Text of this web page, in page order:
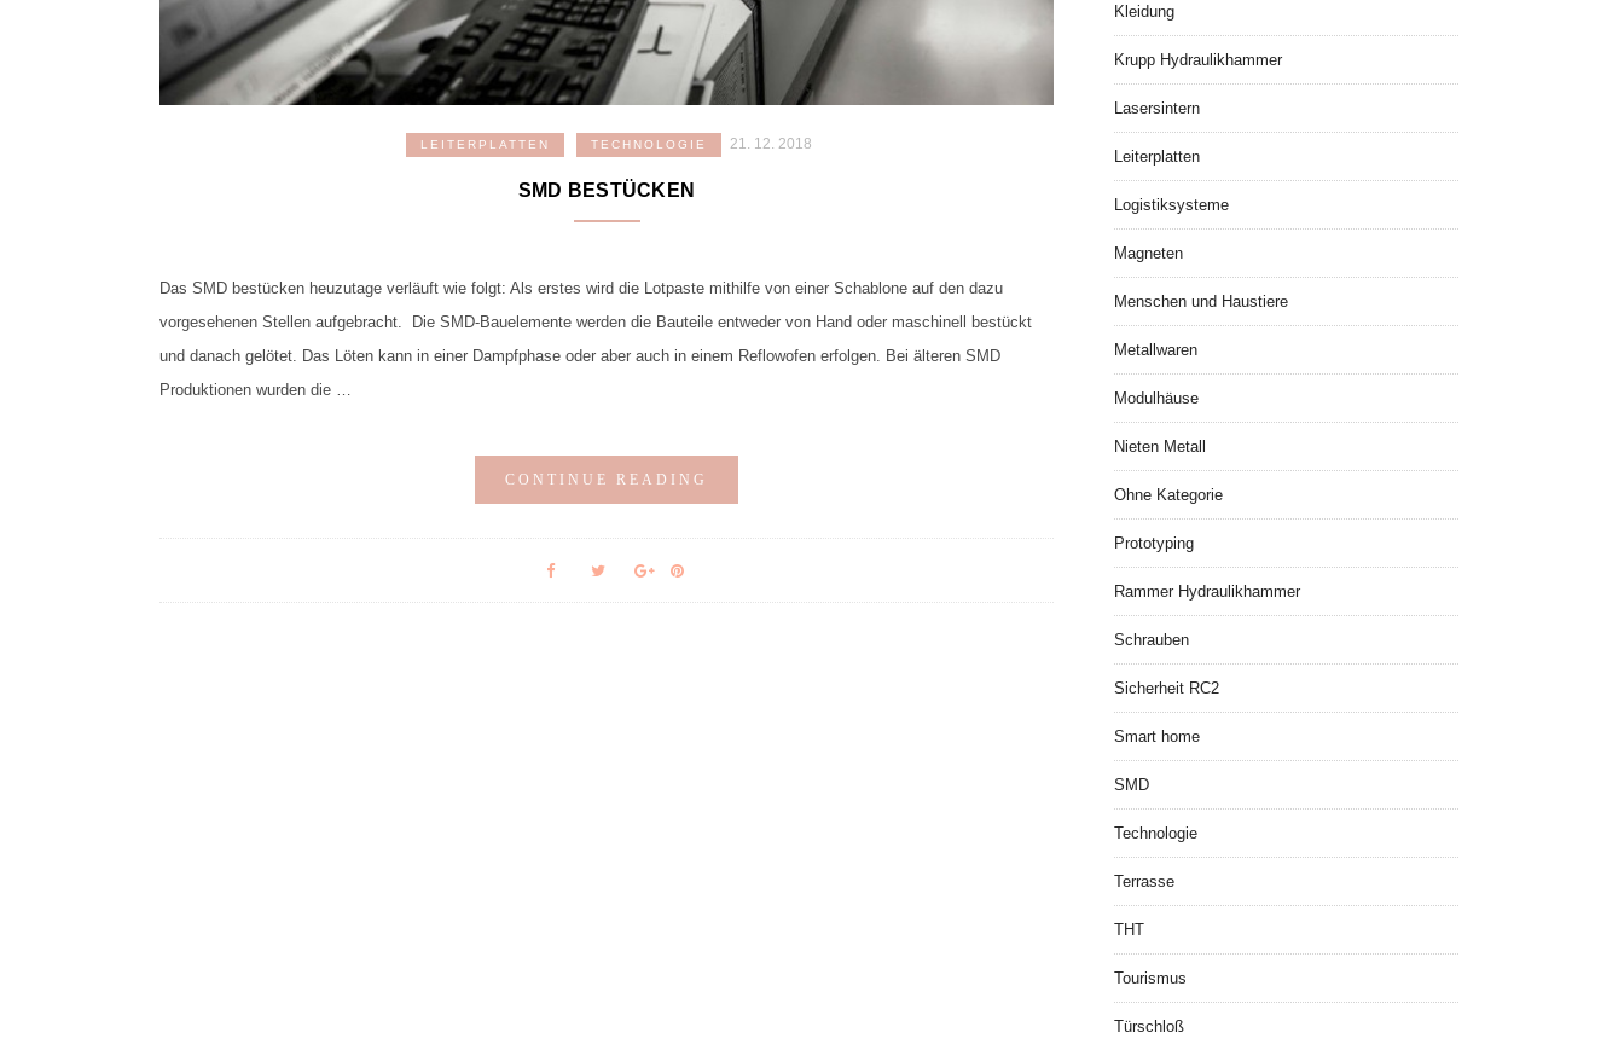
LEITERPLATTEN TECHNOLOGIE 21. 12. 2018
SMD BESTÜCKEN
Das SMD bestücken heuzutage verläuft wie folgt: Als erstes wird die Lotpaste mithilfe von einer Schablone auf den dazu
vorgesehenen Stellen aufgebracht. Die SMD-Bauelemente werden die Bauteile entweder von Hand oder maschinell bestückt
und danach gelötet. Das Löten kann in einer Dampfphase oder aber auch in einem Reflowofen erfolgen. Bei älteren SMD
Produktionen wurden die …
CONTINUE READING
Kleidung
Krupp Hydraulikhammer
Lasersintern
Leiterplatten
Logistiksysteme
Magneten
Menschen und Haustiere
Metallwaren
Modulhäuse
Nieten Metall
Ohne Kategorie
Prototyping
Rammer Hydraulikhammer
Schrauben
Sicherheit RC2
Smart home
SMD
Technologie
Terrasse
THT
Tourismus
Türschloß